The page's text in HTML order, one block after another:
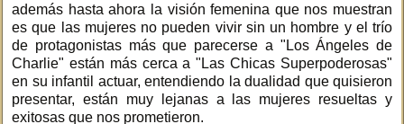
además hasta ahora la visión femenina que nos muestran
es que las mujeres no pueden vivir sin un hombre y el trío
de protagonistas más que parecerse a "Los Ángeles de
Charlie" están más cerca a "Las Chicas Superpoderosas"
en su infantil actuar, entendiendo la dualidad que quisieron
presentar, están muy lejanas a las mujeres resueltas y
exitosas que nos prometieron.